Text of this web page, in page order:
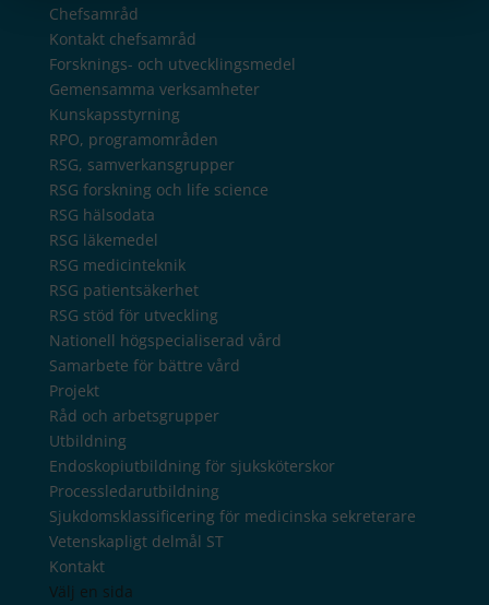
Chefsamråd
Kontakt chefsamråd
Forsknings- och utvecklingsmedel
Gemensamma verksamheter
Kunskapsstyrning
RPO, programområden
RSG, samverkansgrupper
RSG forskning och life science
RSG hälsodata
RSG läkemedel
RSG medicinteknik
RSG patientsäkerhet
RSG stöd för utveckling
Nationell högspecialiserad vård
Samarbete för bättre vård
Projekt
Råd och arbetsgrupper
Utbildning
Endoskopiutbildning för sjuksköterskor
Processledarutbildning
Sjukdomsklassificering för medicinska sekreterare
Vetenskapligt delmål ST
Kontakt
Välj en sida